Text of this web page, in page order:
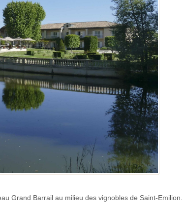
Grand Barrail au milieu des vignobles de Saint-Emilion.